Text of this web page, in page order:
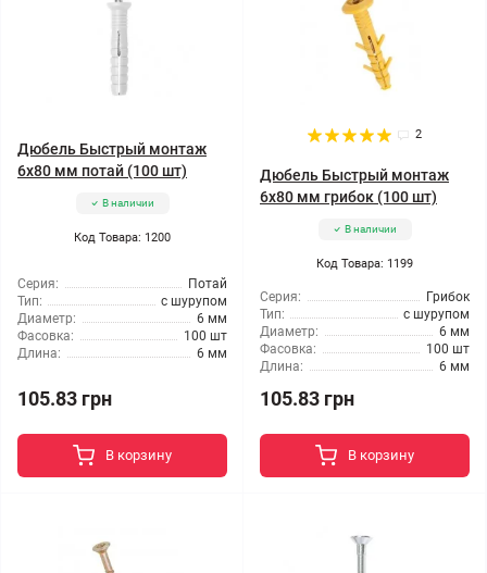
Дюбель Быстрый монтаж
6x80 мм потай (100 шт)
В наличии
Код Товара: 1200
Серия:
Потай
Тип:
с шурупом
Диаметр:
6 мм
Фасовка:
100 шт
Длина:
6 мм
105.83 грн
В корзину
2
Дюбель Быстрый монтаж
6x80 мм грибок (100 шт)
В наличии
Код Товара: 1199
Серия:
Грибок
Тип:
с шурупом
Диаметр:
6 мм
Фасовка:
100 шт
Длина:
6 мм
105.83 грн
В корзину